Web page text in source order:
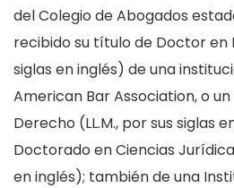
del Colegio de Abogados
recibido su título de Doctor en
siglas en inglés) de una
American Bar Association, o
Derecho (LL.M., por sus siglas
Doctorado en Ciencias
en inglés); también de una